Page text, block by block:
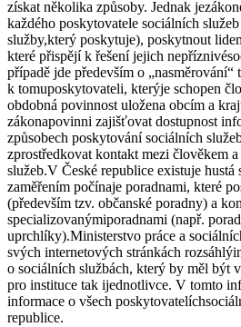
získat několika způsoby. Jednak
každého poskytovatele sociálních
služby,který poskytuje), poskytnout
které přispějí k řešení jejich
případě jde především o „nasměrování“
k tomuposkytovateli, kterýje schopen
obdobná povinnost uložena obcím a
zákonapovinni zajišťovat dostupnost
způsobech poskytování sociálních
zprostředkovat kontakt mezi člověkem
služeb.V České republice existuje
zaměřením počínaje poradnami, které
(především tzv. občanské poradny) a
specializovanýmiporadnami (např.
uprchlíky).Ministerstvo práce a
svých internetových stránkách
o sociálních službách, který by měl být
pro instituce tak ijednotlivce. V tomto
informace o všech
republice.